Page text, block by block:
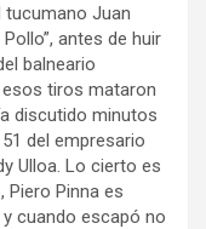
tucumano Juan
antes de huir
balneario
esos tiros mataron
discutido minutos
del empresario
Ulloa. Lo cierto es
Piero Pinna es
cuando escapó no